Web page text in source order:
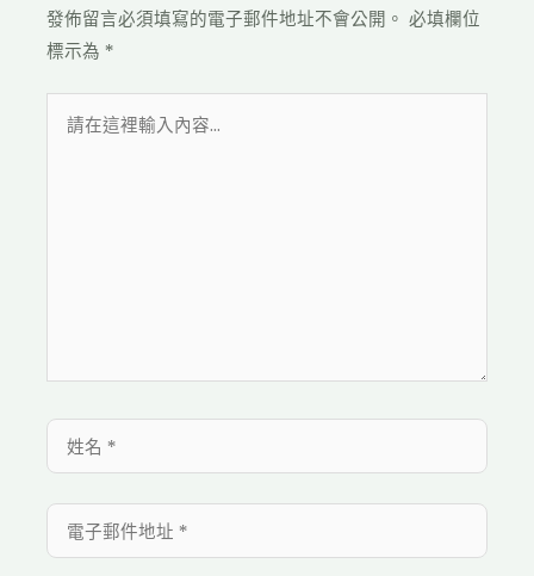
發佈留言必須填寫的電子郵件地址不會公開。 必填欄位
標示為 *